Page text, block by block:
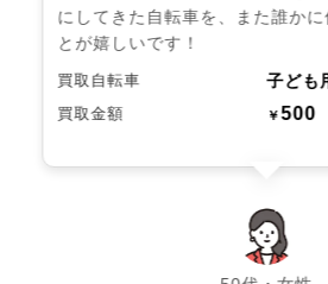
にしてきた自転車を、また誰かに
とが嬉しいです！
買取自転車 子ども
買取金額 ￥500
chevron_left chevron_right